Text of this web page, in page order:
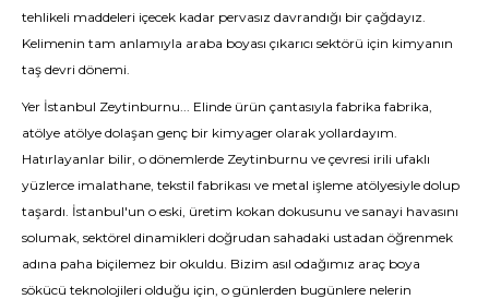
tehlikeli maddeleri içecek kadar pervasız davrandığı bir çağdayız.
Kelimenin tam anlamıyla araba boyası çıkarıcı sektörü için kimyanın
taş devri dönemi.
Yer İstanbul Zeytinburnu... Elinde ürün çantasıyla fabrika fabrika,
atölye atölye dolaşan genç bir kimyager olarak yollardayım.
Hatırlayanlar bilir, o dönemlerde Zeytinburnu ve çevresi irili ufaklı
yüzlerce imalathane, tekstil fabrikası ve metal işleme atölyesiyle dolup
taşardı. İstanbul'un o eski, üretim kokan dokusunu ve sanayi havasını
solumak, sektörel dinamikleri doğrudan sahadaki ustadan öğrenmek
adına paha biçilemez bir okuldu. Bizim asıl odağımız araç boya
sökücü teknolojileri olduğu için, o günlerden bugünlere nelerin